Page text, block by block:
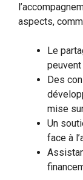
aspects,
Le
Des
mise
Un
face à